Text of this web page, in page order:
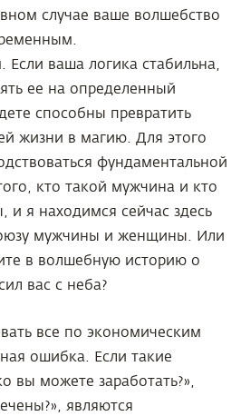
случае ваше волшебство
ваша логика стабильна,
ее на определенный
способны превратить
жизни в магию. Для этого
фундаментальной
кто такой мужчина и кто
я находимся сейчас здесь
мужчины и женщины. Или
в волшебную историю о
вас с неба?
все по экономическим
ошибка. Если такие
вы можете заработать?»,
являются